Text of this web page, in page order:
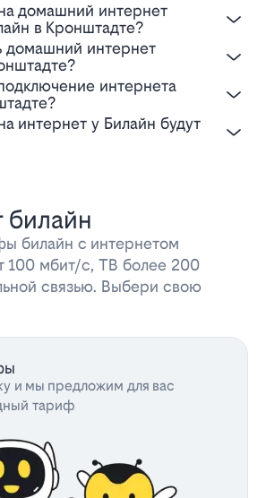
в Кронштадте?
билайн
билайн с интернетом
100 мбит/с, ТВ более 200
связью. Выбери свою
и мы предложим для вас
тариф